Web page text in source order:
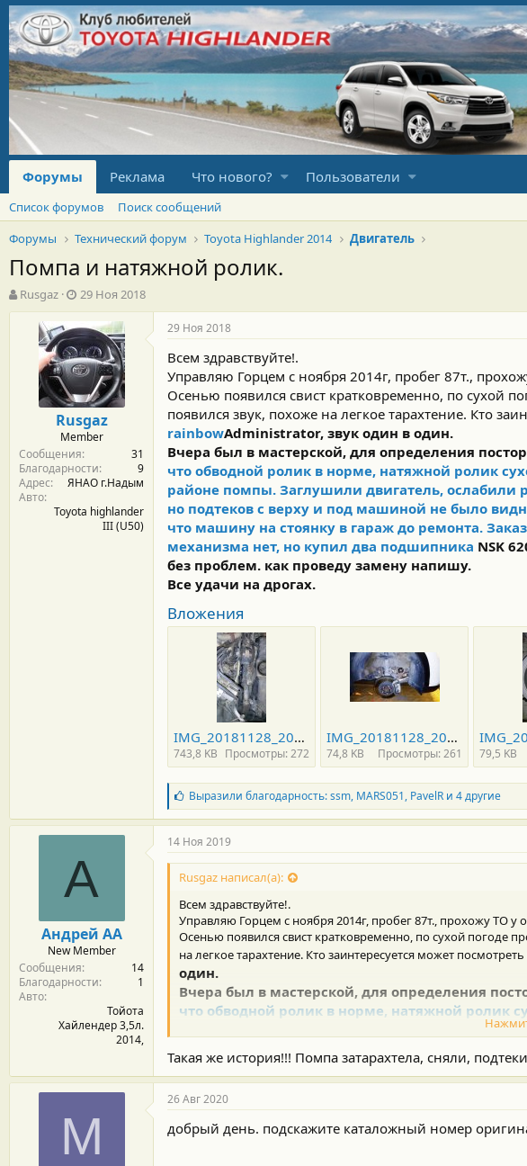
Форумы Реклама Что нового? Пользователи
Список форумов
Поиск сообщений
Форумы
Технический форум Toyota Highlander 2014 Двигатель
Помпа и натяжной ролик.
А
в
Rusgaz
Д
а
т
а
н
а
ч
а
л
а
29 Ноя 2018
Rusgaz
Member
Сообщения
31
Благодарности
9
Адрес
ЯНАО г.Надым
Авто
Toyota highlander
III (U50)
29 Ноя 2018
Всем здравствуйте!.
Управляю Горцем с ноября 2014г, пробег 87т.,
Осенью появился свист кратковременно, по сухой
появился звук, похоже на легкое тарахтение. Кто
rainbowAdministrator, звук один в один.
Вчера был в мастерской, для определения
что обводной ролик в норме, натяжной ролик
районе помпы. Заглушили двигатель, ослабили
но подтеков с верху и под машиной не было
что машину на стоянку в гараж до ремонта.
механизма нет, но купил два подшипника NSK
без проблем. как проведу замену напишу.
Все удачи на дрогах.
Вложения
IMG_20181128_204537.jpg
743,8 KB Просмотры: 272
IMG_20181128_204557.jpg
74,8 KB Просмотры: 261 79,5 KB
Б
л
а
г
о
д
а
н
о
с
т
и
:
Выразили благодарность:ssm, MARS051, PavelRи 4 другие
А
Андрей АА
New Member
Сообщения
14
Благодарности
1
Авто
Тойота
Хайлендер 3,5л.
2014,
14 Ноя 2019
Rusgaz написал(а):
Всем здравствуйте!.
Управляю Горцем с ноября 2014г, пробег 87т., прохожу ТО у
Осенью появился свист кратковременно, по сухой погоде
на легкое тарахтение. Кто заинтересуется может
один.
Вчера был в мастерской, для определения
что обводной ролик в норме, натяжной ролик
районе помпы. Заглушили двигатель,
ЛЮФТОВАЛ, но подтеков с верху и под
появились. Так что машину настоянку в гараж
роликаотдельноот механизма нет, но купил
переприсовываютьсябез проблем. как
Все удачи на дрогах.
Такая же история!!! Помпа затарахтела, сняли,
M
26 Авг 2020
добрый день. подскажите каталожный номер